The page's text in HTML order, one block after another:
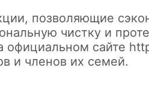
позволяющие
чистку и
официальном сайте
и членов их семей.